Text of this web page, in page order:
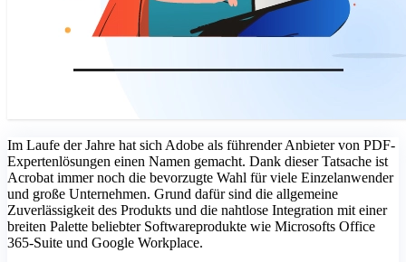
Im Laufe der Jahre hat sich Adobe als führender Anbieter von PDF-
Expertenlösungen einen Namen gemacht. Dank dieser Tatsache ist
Acrobat immer noch die bevorzugte Wahl für viele Einzelanwender
und große Unternehmen. Grund dafür sind die allgemeine
Zuverlässigkeit des Produkts und die nahtlose Integration mit einer
breiten Palette beliebter Softwareprodukte wie Microsofts Office
365-Suite und Google Workplace.